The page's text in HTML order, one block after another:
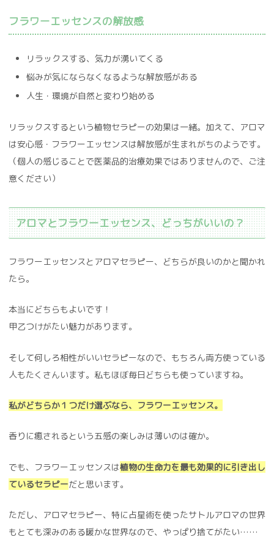
フラワーエッセンスの解放感
リラックスする、気力が湧いてくる
悩みが気にならなくなるような解放感がある
人生・環境が自然と変わり始める
リラックスするという植物セラピーの効果は一緒。加えて、アロマ
は安心感・フラワーエッセンスは解放感が生まれがちのようです。
（個人の感じることで医薬品的治療効果ではありませんので、ご注
意ください）
アロマとフラワーエッセンス、どっちがいいの？
フラワーエッセンスとアロマセラピー、どちらが良いのかと聞かれ
たら。
本当にどちらもよいです！
甲乙つけがたい魅力があります。
そして何しろ相性がいいセラピーなので、もちろん両方使っている
人もたくさんいます。私もほぼ毎日どちらも使っていますね。
私がどちらか１つだけ選ぶなら、フラワーエッセンス。
香りに癒されるという五感の楽しみは薄いのは確か。
でも、フラワーエッセンスは植物の生命力を最も効果的に引き出し
ているセラピーだと思います。
ただし、アロマセラピー、特に占星術を使ったサトルアロマの世界
もとても深みのある暖かな世界なので、やっぱり捨てがたい……